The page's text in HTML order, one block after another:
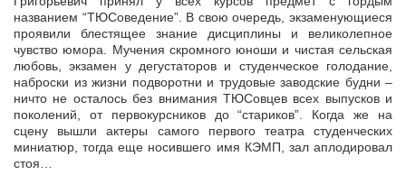
названием “ТЮСоведение”. В свою очередь, экзаменующиеся
проявили блестящее знание дисциплины и великолепное
чувство юмора. Мучения скромного юноши и чистая сельская
любовь, экзамен у дегустаторов и студенческое голодание,
наброски из жизни подворотни и трудовые заводские будни –
ничто не осталось без внимания ТЮСовцев всех выпусков и
поколений, от первокурсников до “стариков”. Когда же на
сцену вышли актеры самого первого театра студенческих
миниатюр, тогда еще носившего имя КЭМП, зал аплодировал
стоя…